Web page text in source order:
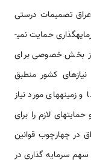
تصمیمات درستی
اتخاذ نمی­کند و از بخش گردشگری برای افزایش سرمایه­گذاری حمایت نمی­
از بخش خصوصی برای
کشور منطبق
مورد نیاز
لازم را برای
در چهارچوب قوانین
سرمایه گذاری در